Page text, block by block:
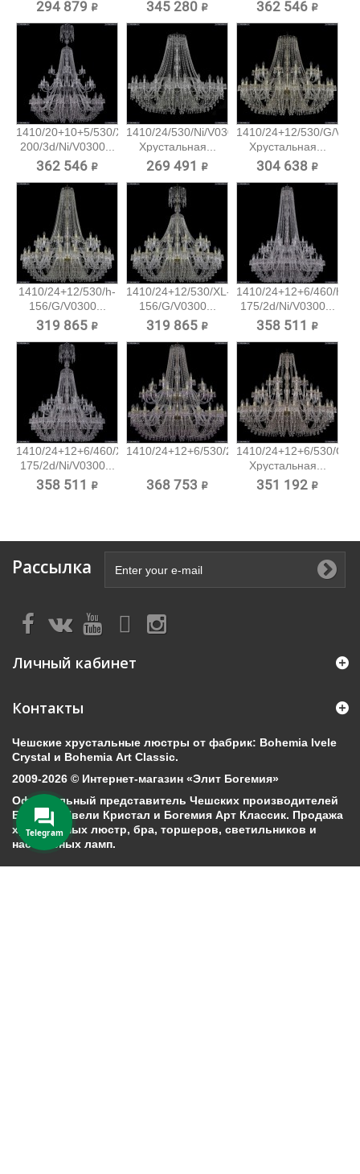
294 879 ₽ 345 280 ₽ 362 546 ₽
1410/20+10+5/530/XL-
200/3d/Ni/V0300...
362 546 ₽
1410/24/530/Ni/V0300
Хрустальная...
269 491 ₽
1410/24+12/530/G/
Хрустальная...
304 638 ₽
1410/24+12/530/h-
156/G/V0300...
319 865 ₽
1410/24+12/530/XL-
156/G/V0300...
319 865 ₽
1410/24+12+6/460/h-
175/2d/Ni/V0300...
358 511 ₽
1410/24+12+6/460/XL-
175/2d/Ni/V0300...
358 511 ₽
1410/24+12+6/530/2d/G/V7010...
368 753 ₽
1410/24+12+6/530/G/
Хрустальная...
351 192 ₽
Рассылка
Личный кабинет
Контакты
Чешские хрустальные люстры от фабрик: Bohemia Ivele
Crystal и Bohemia Art Classic.
2009-2026 © Интернет-магазин «Элит Богемия»
Официальный представитель Чешских производителей
Богемия Ивели Кристал и Богемия Арт Классик. Продажа
хрустальных люстр, бра, торшеров, светильников и
настольных ламп.
Telegram